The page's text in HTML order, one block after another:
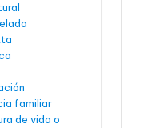
familiar
de vida o